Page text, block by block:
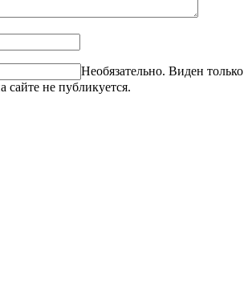
Необязательно. Виден только
сайте не публикуется.